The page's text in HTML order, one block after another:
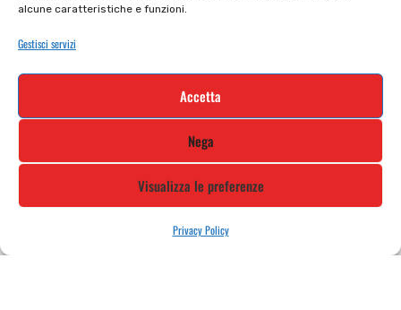
alcune caratteristiche e funzioni.
Gestisci servizi
Accetta
Nega
Visualizza le preferenze
Privacy Policy
Iscriviti alla nostra newsletter e rimani